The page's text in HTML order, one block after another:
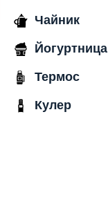
Чайник
Йогуртница
Термос
Кулер